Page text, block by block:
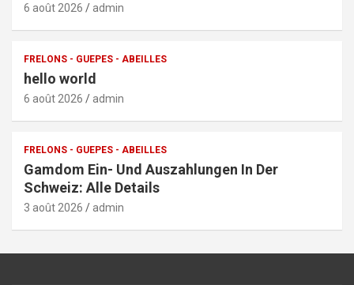
6 août 2026 admin
FRELONS - GUEPES - ABEILLES
hello world
6 août 2026 admin
FRELONS - GUEPES - ABEILLES
Gamdom Ein- Und Auszahlungen In Der
Schweiz: Alle Details
3 août 2026 admin